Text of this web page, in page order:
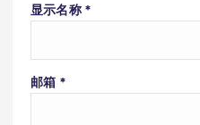
显示名称 *
邮箱 *